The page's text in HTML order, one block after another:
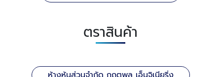
ตราสินค้า